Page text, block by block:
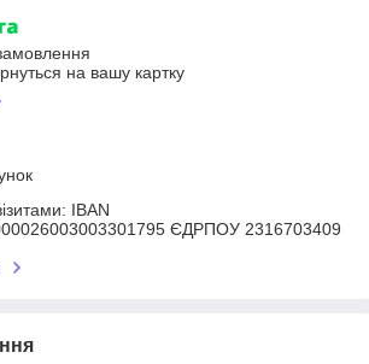
на вашу картку
IBAN
ЄДРПОУ 2316703409